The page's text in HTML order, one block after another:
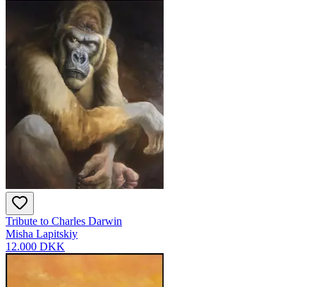
Tribute to Charles Darwin
Misha Lapitskiy
12.000 DKK